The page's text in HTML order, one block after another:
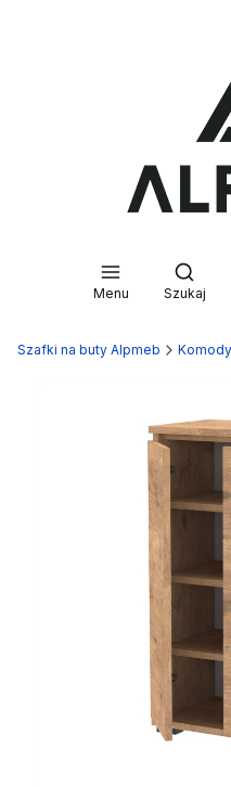
Menu Szukaj
Szafki na buty Alpmeb Komody